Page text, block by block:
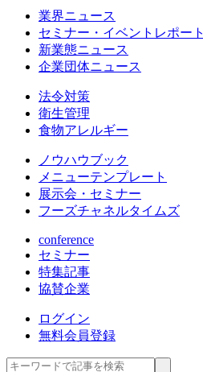
業界ニュース
セミナー・イベントレポート
新業態ニュース
企業団体ニュース
法令対策
衛生管理
食物アレルギー
ノウハウブック
メニューテンプレート
展示会・セミナー
フーズチャネルタイムズ
conference
セミナー
特集記事
協賛企業
ログイン
無料会員登録